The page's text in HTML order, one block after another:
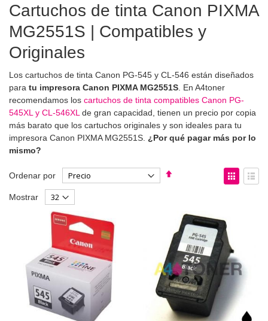
Cartuchos de tinta Canon PIXMA
MG2551S | Compatibles y
Originales
Los cartuchos de tinta Canon PG-545 y CL-546 están diseñados
para tu impresora Canon PIXMA MG2551S . En A4toner
recomendamos los cartuchos de tinta compatibles Canon PG-
545XL y CL-546XL de gran capacidad, tienen un precio por copia
más barato que los cartuchos originales y son ideales para tu
impresora Canon PIXMA MG2551S. ¿Por qué pagar más por lo
mismo?
Ordenar por
Fijar
Ver
como
Mostrar